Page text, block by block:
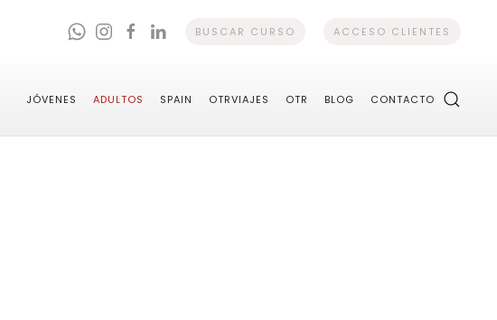
BUSCAR CURSO ACCESO CLIENTES
JÓVENES ADULTOS SPAIN OTRVIAJES OTR BLOG CONTACTO